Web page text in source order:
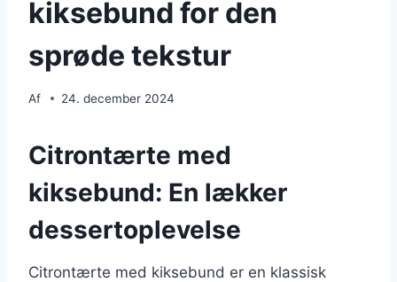
kiksebund for den
sprøde tekstur
Af 24. december 2024
Citrontærte med
kiksebund: En lækker
dessertoplevelse
Citrontærte med kiksebund er en klassisk